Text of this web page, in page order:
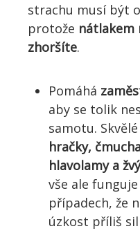
strachu musí být
protože nátlakem
zhoršíte.
Pomáhá
aby se tolik
samotu.
hračky,
hlavolamy a
vše ale
případech, že
úzkost příliš